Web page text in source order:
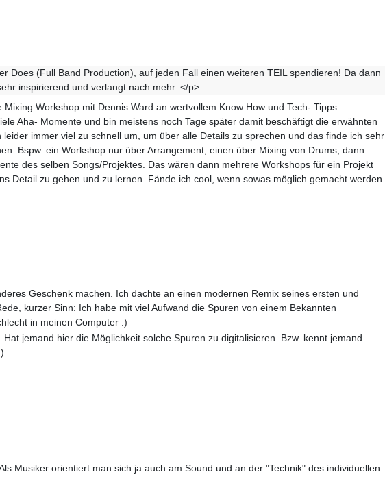
Does (Full Band Production), auf jeden Fall einen weiteren TEIL spendieren! Da dann
inspirierend und verlangt nach mehr. </p>
Workshop mit Dennis Ward an wertvollem Know How und Tech- Tipps
Aha- Momente und bin meistens noch Tage später damit beschäftigt die erwähnten
immer viel zu schnell um, um über alle Details zu sprechen und das finde ich sehr
Bspw. ein Workshop nur über Arrangement, einen über Mixing von Drums, dann
des selben Songs/Projektes. Das wären dann mehrere Workshops für ein Projekt
Detail zu gehen und zu lernen. Fände ich cool, wenn sowas möglich gemacht werden
Geschenk machen. Ich dachte an einen modernen Remix seines ersten und
kurzer Sinn: Ich habe mit viel Aufwand die Spuren von einem Bekannten
in meinen Computer :)
jemand hier die Möglichkeit solche Spuren zu digitalisieren. Bzw. kennt jemand
Musiker orientiert man sich ja auch am Sound und an der "Technik" des individuellen